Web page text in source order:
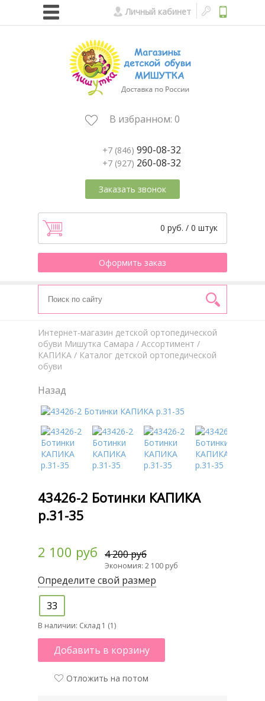
Личный кабинет
В избранном: 0
+7 (846) 990-08-32
+7 (927) 260-08-32
Заказать звонок
0 руб. / 0 штук
Оформить заказ
Интернет-магазин детской ортопедической
обуви Мишутка Самара / Aссортимент /
КАПИКА / Каталог детской ортопедической
обуви
Назад
43426-2 Ботинки КАПИКА
р.31-35
2 100 руб 4 200 руб
Экономия: 2 100 руб
Определите свой размер
33
В наличии: Склад 1 (1)
Добавить в корзину
Отложить на потом